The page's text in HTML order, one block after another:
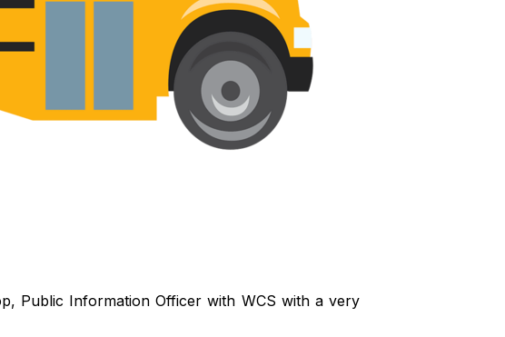
Public Information Officer with WCS with a very